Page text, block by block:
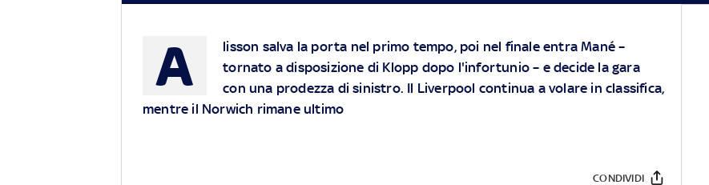
A
lisson salva la porta nel primo tempo, poi nel finale entra Mané –
tornato a disposizione di Klopp dopo l'infortunio – e decide la gara
con una prodezza di sinistro. Il Liverpool continua a volare in classifica,
mentre il Norwich rimane ultimo
CONDIVIDI